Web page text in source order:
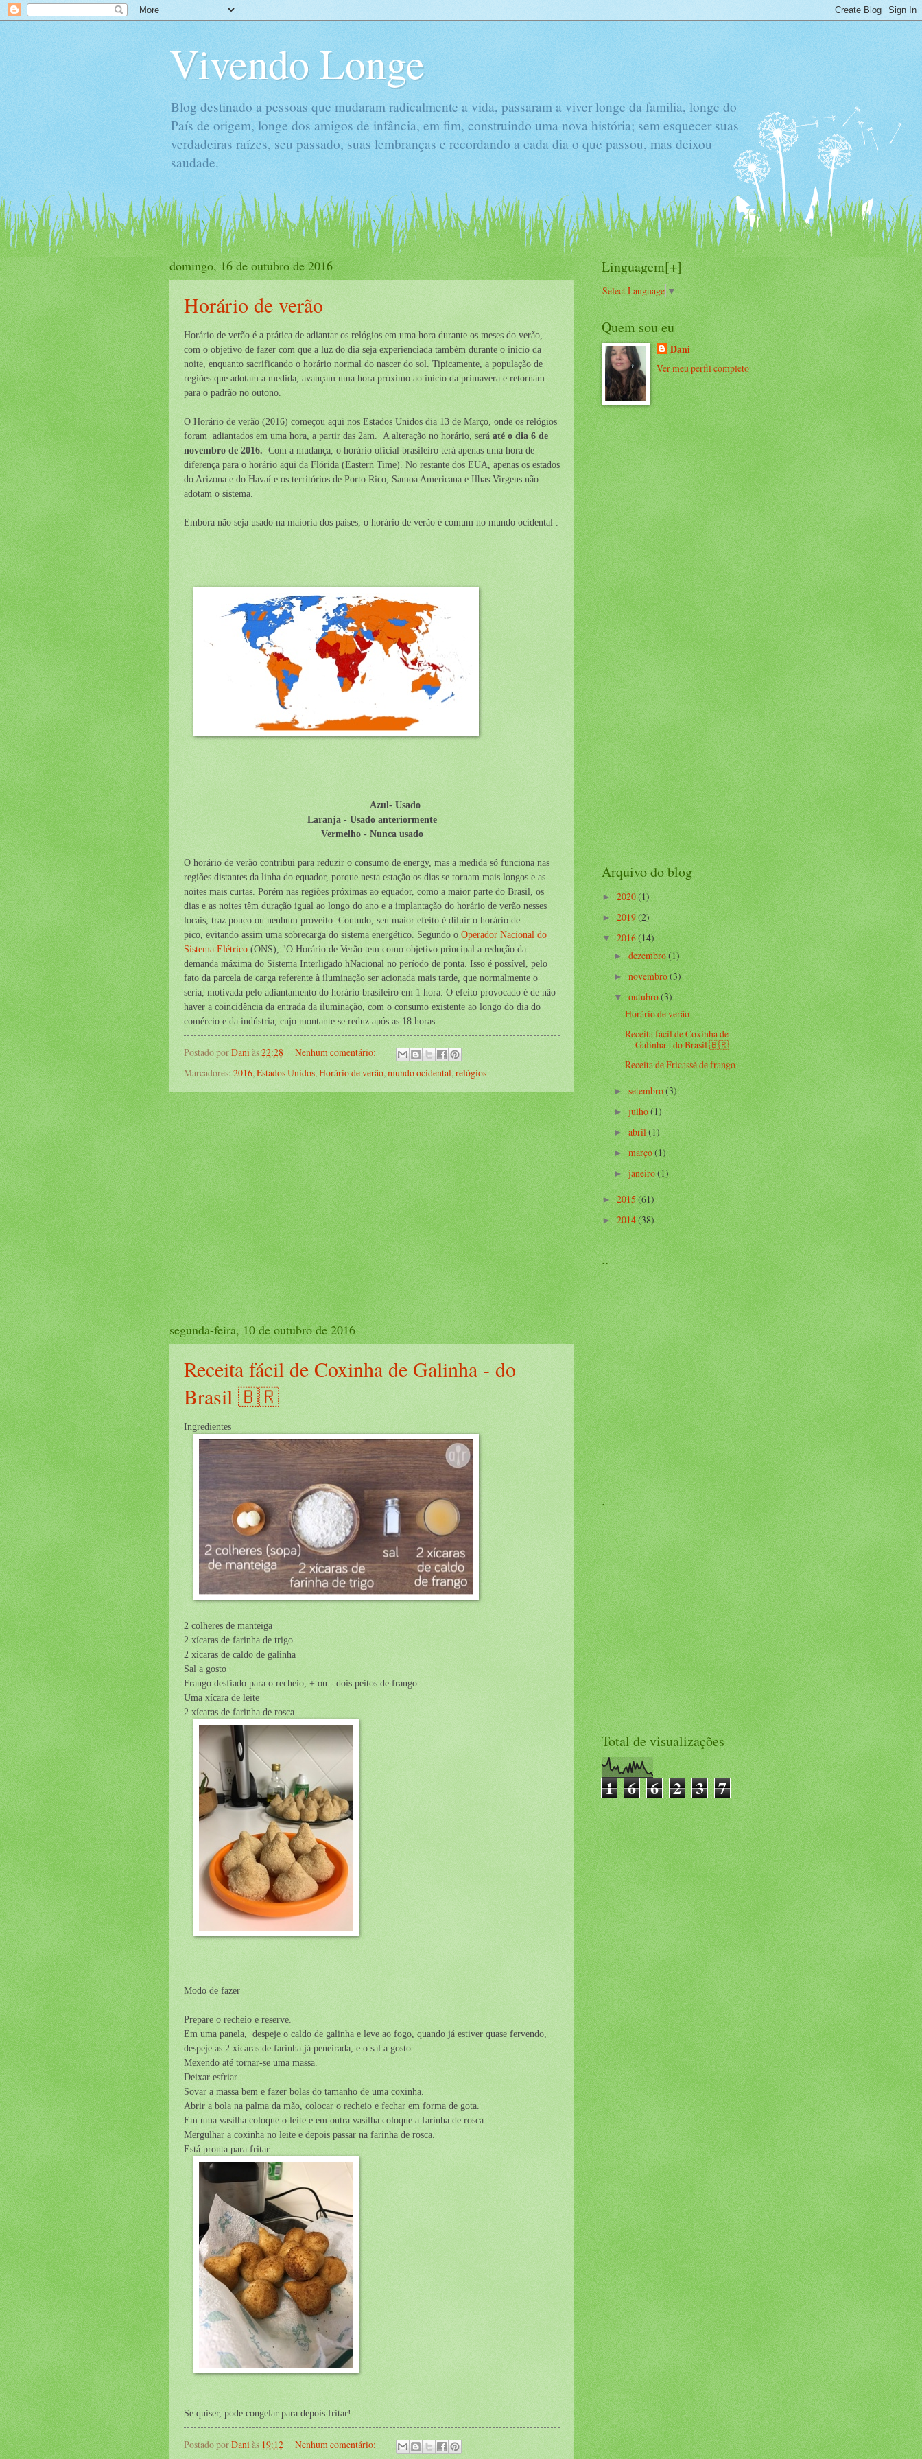
Vivendo Longe
Blog destinado a pessoas que mudaram radicalmente a vida, passaram a viver longe da familia, longe do
País de origem, longe dos amigos de infância, em fim, construindo uma nova história; sem esquecer suas
verdadeiras raízes, seu passado, suas lembranças e recordando a cada dia o que passou, mas deixou
saudade.
domingo, 16 de outubro de 2016
Horário de verão
Horário de verão é a prática de adiantar os relógios em uma hora durante os meses do verão,
com o objetivo de fazer com que a luz do dia seja experienciada também durante o início da
noite, enquanto sacrificando o horário normal do nascer do sol. Tipicamente, a população de
regiões que adotam a medida, avançam uma hora próximo ao início da primavera e retornam
para o padrão no outono.
O Horário de verão (2016) começou aqui nos Estados Unidos dia 13 de Março onde os relógios
foram adiantados em uma hora, a partir das 2am. A alteração no horário, será até o dia 6 de
novembro de 2016. Com a mudança, o horário oficial brasileiro terá apenas uma hora de
diferença para o horário aqui da Flórida (Eastern Time). No restante dos EUA, apenas os estados
do Arizona e do Havaí e os territórios de Porto Rico, Samoa Americana e Ilhas Virgens não
adotam o sistema.
Embora não seja usado na maioria dos países, o horário de verão é comum no mundo ocidental .
Azul- Usado
Laranja - Usado anteriormente
Vermelho - Nunca usado
O horário de verão contribui para reduzir o consumo de energy, mas a medida só funciona nas
regiões distantes da linha do equador, porque nesta estação os dias se tornam mais longos e as
noites mais curtas. Porém nas regiões próximas ao equador, como a maior parte do Brasil, os
dias e as noites têm duração igual ao longo do ano e a implantação do horário de verão nesses
locais, traz pouco ou nenhum proveito. Contudo, seu maior efeito é diluir o horário de
pico, evitando assim uma sobrecarga do sistema energético. Segundo o Operador Nacional do
Sistema Elétrico (ONS), "O Horário de Verão tem como objetivo principal a redução da
demanda máxima do Sistema Interligado hNacional no período de ponta. Isso é possível, pelo
fato da parcela de carga referente à iluminação ser acionada mais tarde, que normalmente o
seria, motivada pelo adiantamento do horário brasileiro em 1 hora. O efeito provocado é de não
haver a coincidência da entrada da iluminação, com o consumo existente ao longo do dia do
comércio e da indústria, cujo montante se reduz após as 18 horas.
Postado porDaniàs22:28
Nenhum comentário:
Marcadores: 2016, Estados Unidos, Horário de verão, mundo ocidental, relógios
segunda-feira, 10 de outubro de 2016
Receita fácil de Coxinha de Galinha - do
Brasil 🇧🇷
Ingredientes
2 colheres de manteiga
2 xícaras de farinha de trigo
2 xícaras de caldo de galinha
Sal a gosto
Frango desfiado para o recheio, + ou - dois peitos de frango
Uma xícara de leite
2 xícaras de farinha de rosca
Modo de fazer
Prepare o recheio e reserve.
Em uma panela, despeje o caldo de galinha e leve ao fogo, quando já estiver quase fervendo,
despeje as 2 xícaras de farinha já peneirada, e o sal a gosto.
Mexendo até tornar-se uma massa.
Deixar esfriar.
Sovar a massa bem e fazer bolas do tamanho de uma coxinha.
Abrir a bola na palma da mão, colocar o recheio e fechar em forma de gota.
Em uma vasilha coloque o leite e em outra vasilha coloque a farinha de rosca.
Mergulhar a coxinha no leite e depois passar na farinha de rosca.
Está pronta para fritar.
Se quiser, pode congelar para depois fritar!
Postado porDaniàs 19:12
Nenhum comentário:
Linguagem[+]
Select Language ▼
Quem sou eu
Dani
Ver meu perfil completo
Arquivo do blog
► 2020(1)
►2019(2)
▼2016(14)
►dezembro(1)
►novembro(3)
▼outubro(3)
Horário de verão
Receita fácil de Coxinha de
Galinha - do Brasil 🇧🇷
Receita de Fricassé de frango
►setembro(3)
►julho(1)
►abril(1)
►março(1)
►janeiro(1)
►2015(61)
►2014(38)
..
.
Total de visualizações
1 6 6 2 3 7